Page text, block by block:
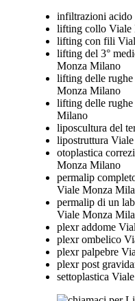
infiltrazioni
lifting collo Viale
lifting con fili
lifting del 3°
Monza Milano
lifting delle
Monza Milano
lifting delle
Milano
liposcultura del
lipostruttura
otoplastica
Monza Milano
permalip
Viale Monza
permalip di un
Viale Monza
plexr addome
plexr ombelico
plexr palpebre
plexr post
settoplastica